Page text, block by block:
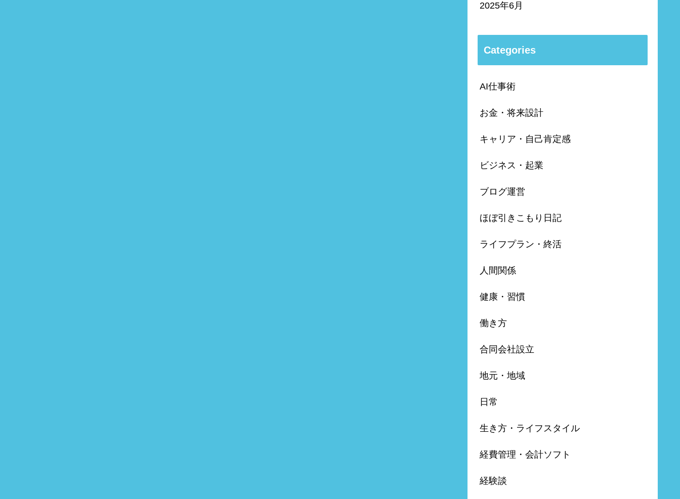
2025年6月
Categories
AI仕事術
お金・将来設計
キャリア・自己肯定感
ビジネス・起業
ブログ運営
ほぼ引きこもり日記
ライフプラン・終活
人間関係
健康・習慣
働き方
合同会社設立
地元・地域
日常
生き方・ライフスタイル
経費管理・会計ソフト
経験談